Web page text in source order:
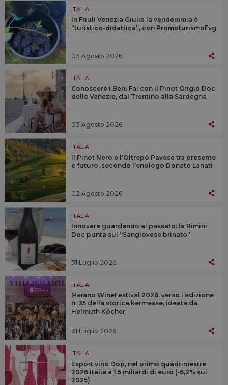
ITALIA
In Friuli Venezia Giulia la vendemmia è
“turistico-didattica”, con PromoturismoFvg
03 Agosto 2026
ITALIA
Conoscere i Beni Fai con il Pinot Grigio Doc
delle Venezie, dal Trentino alla Sardegna
03 Agosto 2026
ITALIA
Il Pinot Nero e l’Oltrepò Pavese tra presente
e futuro, secondo l’enologo Donato Lanati
02 Agosto 2026
ITALIA
Innovare guardando al passato: la Rimini
Doc punta sul “Sangiovese brinato”
31 Luglio 2026
ITALIA
Merano WineFestival 2026, verso l’edizione
n. 35 della storica kermesse, ideata da
Helmuth Köcher
31 Luglio 2026
ITALIA
Export vino Dop, nel primo quadrimestre
2026 Italia a 1,5 miliardi di euro (-6,2% sul
2025)